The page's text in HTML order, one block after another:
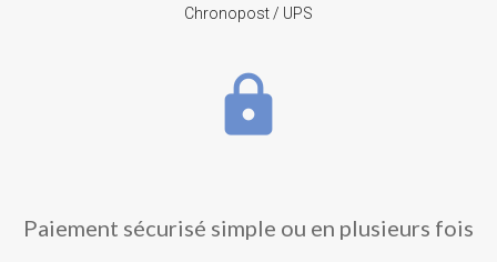
Chronopost / UPS
lock
Paiement sécurisé simple ou en plusieurs fois